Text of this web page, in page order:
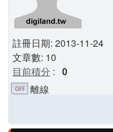
註冊日期: 2013-11-24
文章數: 10
目前積分 : 0
離線